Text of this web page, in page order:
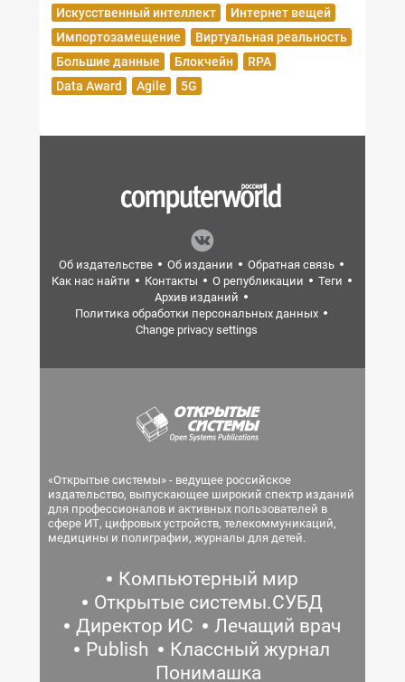
Искусственный интеллект
Интернет вещей
Импортозамещение
Виртуальная реальность
Большие данные
Блокчейн
RPA
Data Award
Agile 5G
Об издательстве Об издании
Обратная связь
Как нас найти
Контакты О републикации
Теги
Архив изданий
Политика обработки персональных данных
Change privacy settings
«Открытые системы» - ведущее российское
издательство, выпускающее широкий спектр изданий
для профессионалов и активных пользователей в
сфере ИТ, цифровых устройств, телекоммуникаций,
медицины и полиграфии, журналы для детей.
Компьютерный мир
Открытые системы.СУБД
Директор ИС
Лечащий врач
Publish
Классный журнал
Понимашка